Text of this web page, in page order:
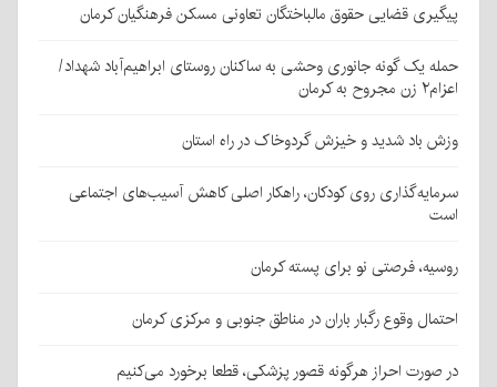
پیگیری قضایی حقوق مالباختگان تعاونی مسکن فرهنگیان کرمان
حمله یک گونه جانوری وحشی به ساکنان روستای ابراهیم‌آباد شهداد/
اعزام۲ زن مجروح به کرمان
وزش باد شدید و خیزش گردوخاک در راه استان
سرمایه‌گذاری روی کودکان، راهکار اصلی کاهش آسیب‌های اجتماعی
است
روسیه، فرصتی نو برای پسته کرمان
احتمال وقوع رگبار باران در مناطق جنوبی و مرکزی کرمان
در صورت احراز هرگونه قصور پزشکی، قطعا برخورد می‌کنیم